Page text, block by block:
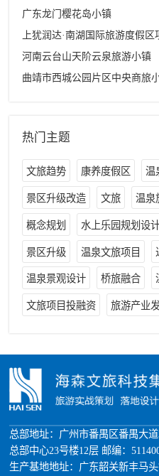
广东龙门樱花岛小镇
上犹润达·南湖国际旅游度假区
河南云台山天阶云泉旅游小镇
曲靖市西城公园片区中央商旅
热门主题
文旅趋势 康养度假区 温
景区升级改造 文旅 温泉
概念规划 水上乐园规划设
景区升级 温泉文旅项目
温泉景观设计 桥旅融合
文旅项目投融资 旅游产业
总部地址：广州市番禺区番禺大
总部中心23号楼12层 邮编：
生产基地地址：广东韶关新丰马